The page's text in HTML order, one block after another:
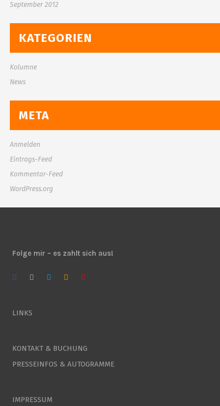
September 2012
KATEGORIEN
Kolumne
News
META
Anmelden
Eintrags-Feed
Kommentar-Feed
WordPress.org
Folge mir – es zahlt sich aus!
LINKS
KONTAKT & BUCHUNG
PRESSEINFOS & AUTOGRAMME
IMPRESSUM